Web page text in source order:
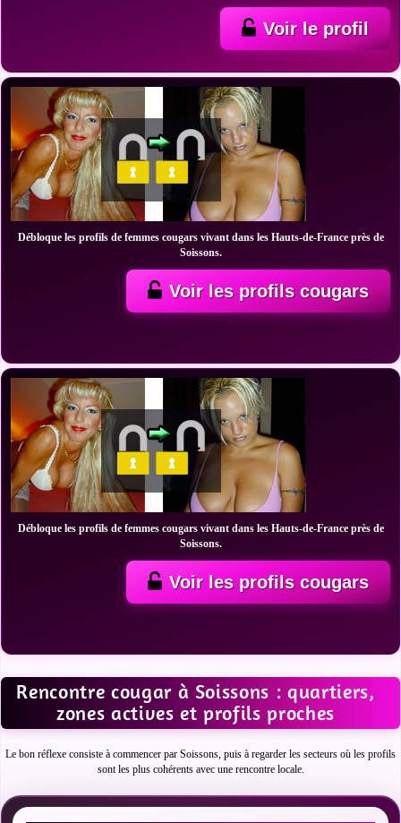
Voir le profil
Débloque les profils de femmes cougars vivant dans les Hauts-de-France près de
Soissons.
Voir les profils cougars
Débloque les profils de femmes cougars vivant dans les Hauts-de-France près de
Soissons.
Voir les profils cougars
Rencontre cougar à Soissons : quartiers,
zones actives et profils proches
Le bon réflexe consiste à commencer par Soissons, puis à regarder les secteurs où les profils
sont les plus cohérents avec une rencontre locale.